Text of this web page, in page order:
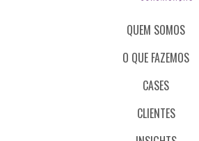
QUEM SOMOS
O QUE FAZEMOS
CASES
CLIENTES